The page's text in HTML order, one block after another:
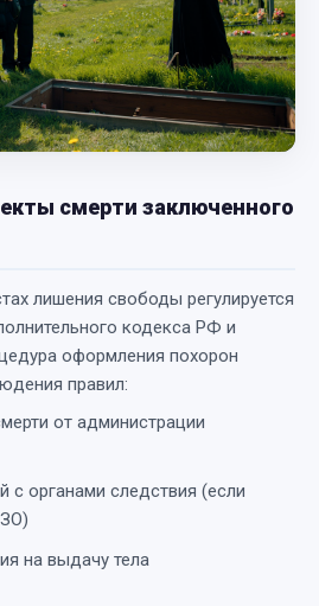
смерти заключенного
лишения свободы регулируется
кодекса РФ и
оформления похорон
правил:
от администрации
с органами следствия (если
на выдачу тела